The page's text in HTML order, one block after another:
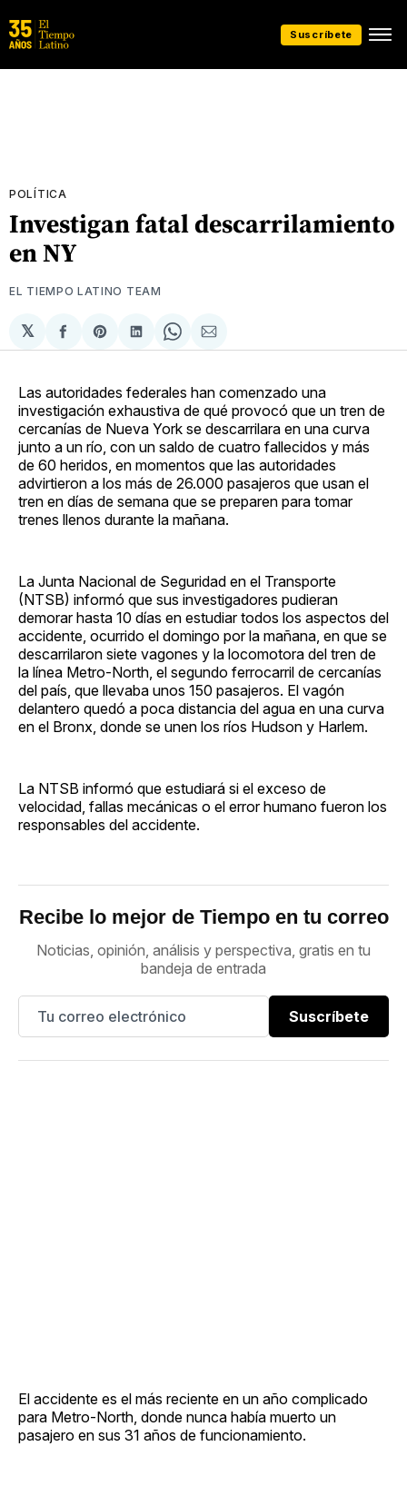
Suscríbete
POLÍTICA
Investigan fatal descarrilamiento
en NY
EL TIEMPO LATINO TEAM
𝕏
Compartir
en
Share
on
Compartir
en
Share
on
Compartir
via
Las autoridades federales han comenzado una
investigación exhaustiva de qué provocó que un tren de
cercanías de Nueva York se descarrilara en una curva
junto a un río, con un saldo de cuatro fallecidos y más
de 60 heridos, en momentos que las autoridades
advirtieron a los más de 26.000 pasajeros que usan el
tren en días de semana que se preparen para tomar
trenes llenos durante la mañana.
La Junta Nacional de Seguridad en el Transporte
(NTSB) informó que sus investigadores pudieran
demorar hasta 10 días en estudiar todos los aspectos del
accidente, ocurrido el domingo por la mañana, en que se
descarrilaron siete vagones y la locomotora del tren de
la línea Metro-North, el segundo ferrocarril de cercanías
del país, que llevaba unos 150 pasajeros. El vagón
delantero quedó a poca distancia del agua en una curva
en el Bronx, donde se unen los ríos Hudson y Harlem.
La NTSB informó que estudiará si el exceso de
velocidad, fallas mecánicas o el error humano fueron los
responsables del accidente.
Recibe lo mejor de Tiempo en tu correo
Noticias, opinión, análisis y perspectiva, gratis en tu
bandeja de entrada
Suscríbete
El accidente es el más reciente en un año complicado
para Metro-North, donde nunca había muerto un
pasajero en sus 31 años de funcionamiento.